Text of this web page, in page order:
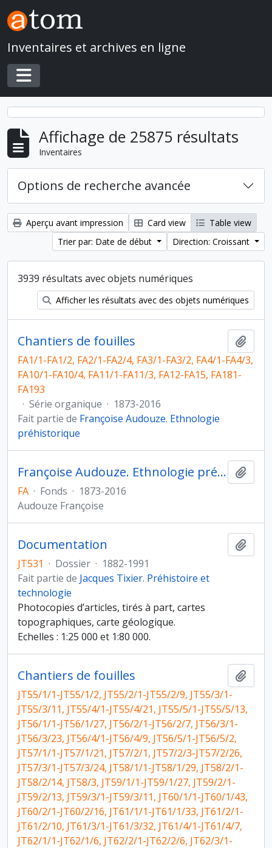
Skip to main content
Inventaires et archives en ligne
Toggle navigation
Affichage de 25875 résultats
Inventaires
Options de recherche avancée
Aperçu avant impression Card view
Table view
Trier par: Date de début
Direction: Croissant
3939 résultats avec objets numériques
Afficher les résultats avec des objets numériques
Chantiers de fouilles
FA1/1-FA1/2, FA2/1-FA2/4, FA3/1-FA3/2, FA4/1-FA4/3,
FA10/1-FA10/4, FA11/1-FA11/3, FA12-FA15, FA181-
FA193
· Série organique · 1873-2016
Fait partie de Françoise Audouze. Ethnologie
préhistorique
Françoise Audouze. Ethnologie préhistorique
FA · Fonds · 1873-2016
Audouze Françoise
Documentation
JT531 · Dossier · 1882-1991
Fait partie de Jacques Tixier. Préhistoire et
technologie
Photocopies d’articles, tirés à part, cartes
topographiques, carte géologique.
Echelles : 1:25 000 et 1:80 000.
Chantiers de fouilles
JT55/1/1-JT55/1/2, JT55/2/1-JT55/2/9, JT55/3/1-
JT55/3/11, JT55/4/1-JT55/4/21, JT55/5/1-JT55/5/13,
JT56/1/1-JT56/1/27, JT56/2/1-JT56/2/7, JT56/3/1-
JT56/3/23, JT56/4/1-JT56/4/9, JT56/5/1-JT56/5/2,
JT57/1/1-JT57/1/21, JT57/2/1, JT57/2/3-JT57/2/26,
JT57/3/1-JT57/3/24, JT58/1/1-JT58/1/29, JT58/2/1-
JT58/2/14, JT58/3, JT59/1/1-JT59/1/27, JT59/2/1-
JT59/2/13, JT59/3/1-JT59/3/11, JT60/1/1-JT60/1/43,
JT60/2/1-JT60/2/16, JT61/1/1-JT61/1/33, JT61/2/1-
JT61/2/10, JT61/3/1-JT61/3/32, JT61/4/1-JT61/4/7,
JT62/1/1-JT62/1/6, JT62/2/1-JT62/2/6, JT62/3/1-